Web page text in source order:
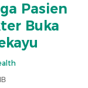
Pasien
Buka